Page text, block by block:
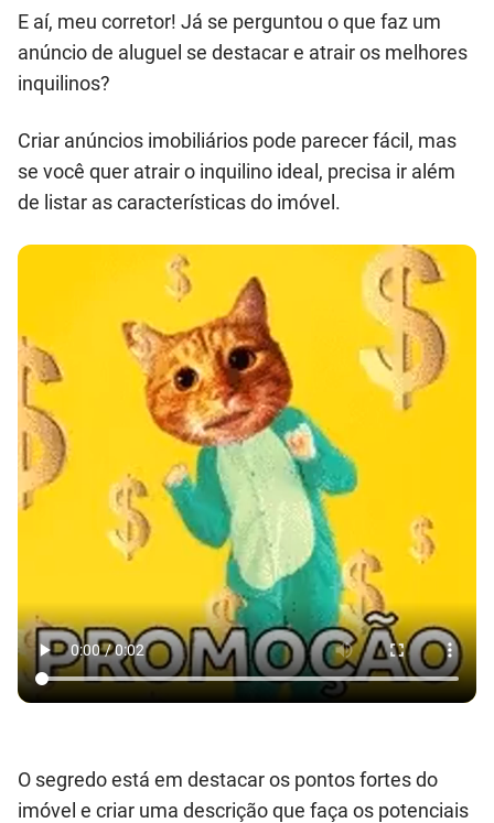
E aí, meu corretor! Já se perguntou o que faz um
anúncio de aluguel se destacar e atrair os melhores
inquilinos?
Criar anúncios imobiliários pode parecer fácil, mas
se você quer atrair o inquilino ideal, precisa ir além
de listar as características do imóvel.
O segredo está em destacar os pontos fortes do
imóvel e criar uma descrição que faça os potenciais